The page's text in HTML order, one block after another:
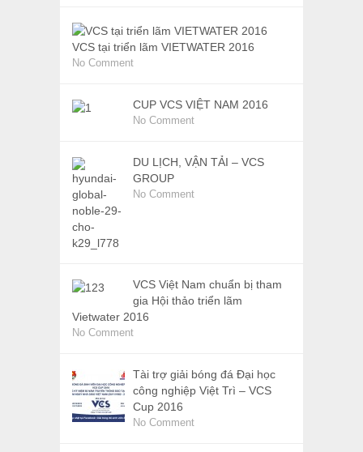
VCS tại triển lãm VIETWATER 2016
No Comment
CUP VCS VIỆT NAM 2016
No Comment
DU LỊCH, VẬN TẢI – VCS
GROUP
No Comment
VCS Việt Nam chuẩn bị tham
gia Hội thảo triển lãm
Vietwater 2016
No Comment
Tài trợ giải bóng đá Đại học
công nghiệp Việt Trì – VCS
Cup 2016
No Comment